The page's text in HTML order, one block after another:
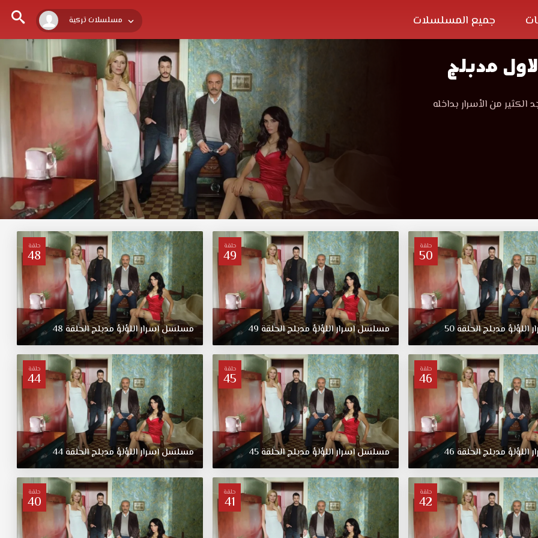
مسلسلات تركية جميع المسلسلات
مدبلج
من الأسرار بداخله
حلقة
50
اللؤلؤمدبلجالحلقة 50
حلقة
49
مسلسلاسراراللؤلؤمدبلجالحلقة 49
حلقة
48
مسلسلاسراراللؤلؤمدبلجالحلقة 48
حلقة
46
اللؤلؤمدبلجالحلقة 46
حلقة
45
مسلسلاسراراللؤلؤمدبلجالحلقة 45
حلقة
44
مسلسلاسراراللؤلؤمدبلجالحلقة 44
حلقة
42
حلقة
41
حلقة
40